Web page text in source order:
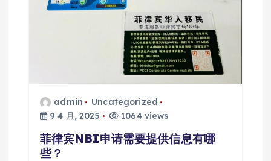
admin
Uncategorized
9 4 月, 2025
1064 views
菲律宾NBI申请需要提供信息有哪
些？